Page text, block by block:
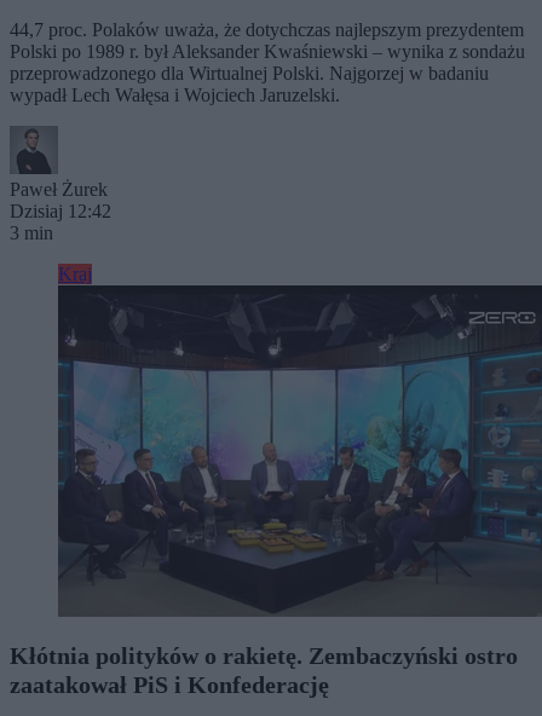
44,7 proc. Polaków uważa, że dotychczas najlepszym prezydentem
Polski po 1989 r. był Aleksander Kwaśniewski – wynika z sondażu
przeprowadzonego dla Wirtualnej Polski. Najgorzej w badaniu
wypadł Lech Wałęsa i Wojciech Jaruzelski.
Paweł Żurek
Dzisiaj 12:42
3 min
Kraj
Kłótnia polityków o rakietę. Zembaczyński ostro
zaatakował PiS i Konfederację